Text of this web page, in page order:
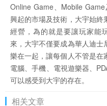
Online Game、Mobile
興起的市場及技術，大宇始
經營，為的就是要讓玩家能
來，大宇不僅要成為華人迪
樂在一起，讓每個人不管是
電腦、手機、電視遊樂器、
可以感受到大宇的存在。
相关文章